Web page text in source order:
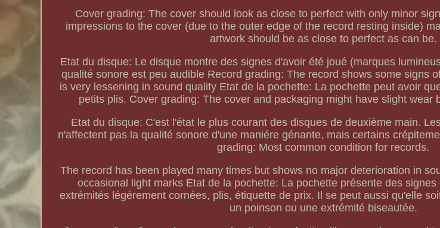
Cover grading: The cover should look as close to perfect with only minor
impressions to the cover (due to the outer edge of the record resting inside)
artwork should be as close to perfect as can be.
Etat du disque: Le disque montre des signes d'avoir été joué (marques
qualité sonore est peu audible Record grading: The record shows some signs
is very lessening in sound quality Etat de la pochette: La pochette peut avoir
petits plis. Cover grading: The cover and packaging might have slight wear
Etat du disque: C'est l'état le plus courant des disques de deuxième main.
n'affectent pas la qualité sonore d'une maniére génante, mais certains
grading: Most common condition for records.
The record has been played many times but shows no major deterioration in
occasional light marks Etat de la pochette: La pochette présente des
extrémités légérement cornées, plis, étiquette de prix. Il se peut aussi qu'elle
un poinson ou une extrémité biseautée.